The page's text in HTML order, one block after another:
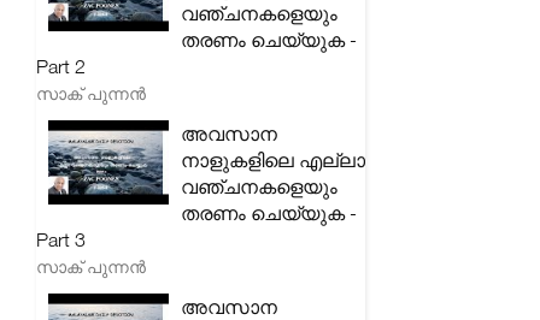
വഞ്ചനകളെയും
തരണം ചെയ്യുക -
Part 2
സാക് പുന്നൻ
അവസാന
നാളുകളിലെ എല്ലാ
വഞ്ചനകളെയും
തരണം ചെയ്യുക -
Part 3
സാക് പുന്നൻ
അവസാന